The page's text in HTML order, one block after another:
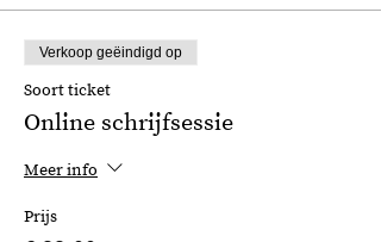
Verkoop geëindigd op
Soort ticket
Online schrijfsessie
Meer info
Prijs